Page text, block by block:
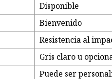
Disponible
Bienvenido
Resistencia al
Gris claro u
Puede ser